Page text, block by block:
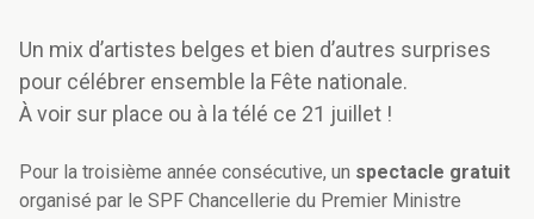
Un mix d’artistes belges et bien d’autres surprises
pour célébrer ensemble la Fête nationale.
À voir sur place ou à la télé ce 21 juillet !
Pour la troisième année consécutive, un spectacle gratuit
organisé par le SPF Chancellerie du Premier Ministre